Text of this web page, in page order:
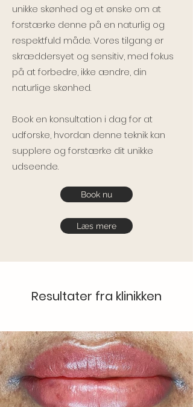
unikke skønhed og et ønske om at
forstærke denne på en naturlig og
respektfuld måde. Vores tilgang er
skræddersyet og sensitiv, med fokus
på at forbedre, ikke ændre, din
naturlige skønhed.
Book en konsultation i dag for at
udforske, hvordan denne teknik kan
supplere og forstærke dit unikke
udseende.
Book nu
Læs mere
Resultater fra klinikken